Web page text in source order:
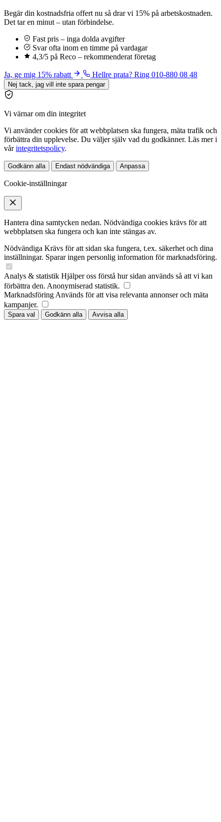
Begär din kostnadsfria offert nu så drar vi 15% på arbetskostnaden.
Det tar en minut – utan förbindelse.
Fast pris – inga dolda avgifter
Svar ofta inom en timme på vardagar
4,3/5 på Reco – rekommenderat företag
Ja, ge mig 15% rabatt Hellre prata? Ring 010-880 08 48
Nej tack, jag vill inte spara pengar
Vi värnar om din integritet
Vi använder cookies för att webbplatsen ska fungera, mäta trafik och
förbättra din upplevelse. Du väljer själv vad du godkänner. Läs mer i
vårintegritetspolicy.
Godkänn alla Endast nödvändiga Anpassa
Cookie-inställningar
Hantera dina samtycken nedan. Nödvändiga cookies krävs för att
webbplatsen ska fungera och kan inte stängas av.
Nödvändiga Krävs för att sidan ska fungera, t.ex. säkerhet och dina
inställningar. Sparar ingen personlig information för marknadsföring.
Analys & statistik Hjälper oss förstå hur sidan används så att vi kan
förbättra den. Anonymiserad statistik.
Marknadsföring Används för att visa relevanta annonser och mäta
kampanjer.
Spara val Godkänn alla Avvisa alla